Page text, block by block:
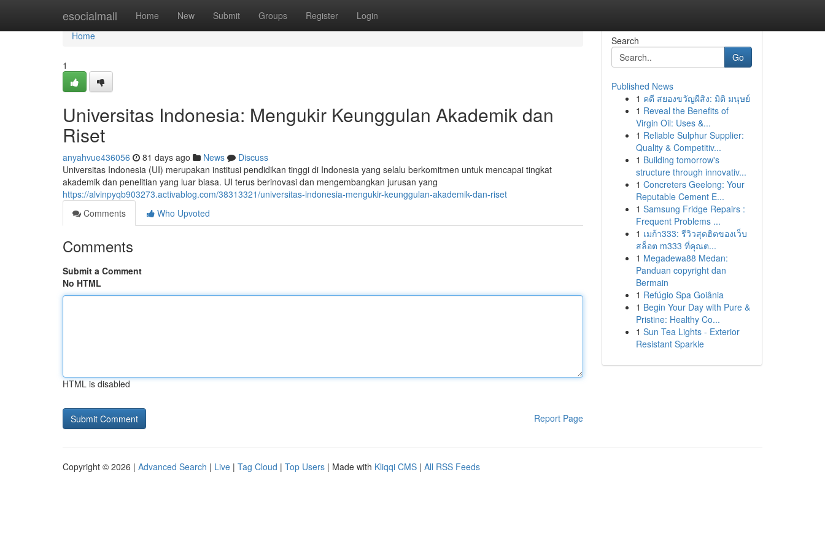
esocialmall Home New Submit Groups Register Login
Home
Home
1
Universitas Indonesia: Mengukir Keunggulan Akademik dan
Riset
anyahvue436056 81 days ago News
Discuss
Universitas Indonesia (UI) merupakan institusi pendidikan tinggi di Indonesia yang selalu berkomitmen untuk mencapai tingkat
akademik dan penelitian yang luar biasa. UI terus berinovasi dan mengembangkan jurusan yang
https://alvinpyqb903273.activablog.com/38313321/universitas-indonesia-mengukir-keunggulan-akademik-dan-riset
Comments
Who Upvoted
Comments
Submit a Comment
No HTML
HTML is disabled
Report Page
Search
Go
Published News
1 คดี สยองขวัญผีสิง: มิติ มนุษย์
1 Reveal the Benefits of
Virgin Oil: Uses &...
1 Reliable Sulphur Supplier:
Quality & Competitiv...
1 Building tomorrow's
structure through innovativ...
1 Concreters Geelong: Your
Reputable Cement E...
1 Samsung Fridge Repairs :
Frequent Problems ...
1 เมก้า333: รีวิวสุดฮิตของเว็บ
สล็อต m333 ที่คุณต...
1 Megadewa88 Medan:
Panduan copyright dan
Bermain
1 Refúgio Spa Goiânia
1 Begin Your Day with Pure &
Pristine: Healthy Co...
1 Sun Tea Lights - Exterior
Resistant Sparkle
Copyright © 2026 | Advanced Search | Live | Tag Cloud | Top Users | Made with Kliqqi CMS | All RSS Feeds